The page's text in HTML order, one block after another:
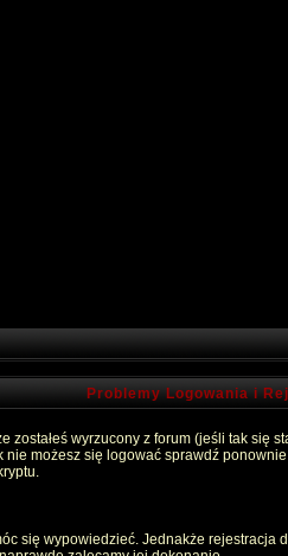
Problemy Logowania i
wyrzucony z forum (jeśli tak
możesz się logować sprawdź
się wypowiedzieć. Jednakże